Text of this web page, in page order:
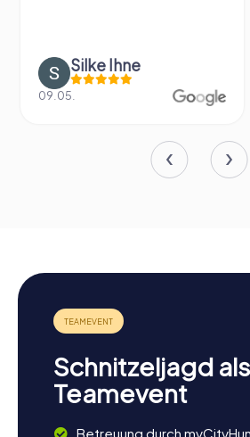
Silke Ihne
09.05.
Schnitzeljagd als
Teamevent
Betreuung durch